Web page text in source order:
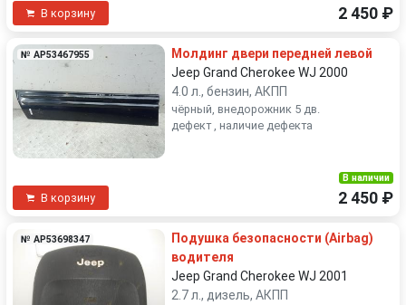
В корзину 2 450 ₽
№ AP53467955
Молдинг двери передней левой
Jeep Grand Cherokee WJ 2000
4.0 л., бензин, АКПП
чёрный, внедорожник 5 дв.
дефект , наличие дефекта
В корзину
В наличии
2 450 ₽
№ AP53698347
Подушка безопасности (Airbag)
водителя
Jeep Grand Cherokee WJ 2001
2.7 л., дизель, АКПП